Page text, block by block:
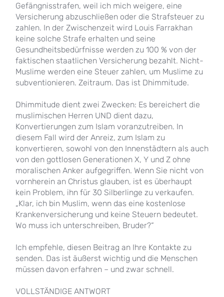
Gefängnisstrafen, weil ich mich weigere, eine
Versicherung abzuschließen oder die Strafsteuer zu
zahlen. In der Zwischenzeit wird Louis Farrakhan
keine solche Strafe erhalten und seine
Gesundheitsbedürfnisse werden zu 100 % von der
faktischen staatlichen Versicherung bezahlt. Nicht-
Muslime werden eine Steuer zahlen, um Muslime zu
subventionieren. Zeitraum. Das ist Dhimmitude.
Dhimmitude dient zwei Zwecken: Es bereichert die
muslimischen Herren UND dient dazu,
Konvertierungen zum Islam voranzutreiben. In
diesem Fall wird der Anreiz, zum Islam zu
konvertieren, sowohl von den Innenstädtern als auch
von den gottlosen Generationen X, Y und Z ohne
moralischen Anker aufgegriffen. Wenn Sie nicht von
vornherein an Christus glauben, ist es überhaupt
kein Problem, ihn für 30 Silberlinge zu verkaufen.
„Klar, ich bin Muslim, wenn das eine kostenlose
Krankenversicherung und keine Steuern bedeutet.
Wo muss ich unterschreiben, Bruder?“
Ich empfehle, diesen Beitrag an Ihre Kontakte zu
senden. Das ist äußerst wichtig und die Menschen
müssen davon erfahren – und zwar schnell.
VOLLSTÄNDIGE ANTWORT